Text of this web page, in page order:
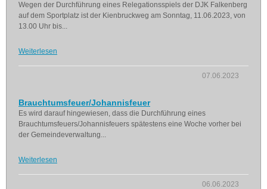
Wegen der Durchführung eines Relegationsspiels der DJK Falkenberg
auf dem Sportplatz ist der Kienbruckweg am Sonntag, 11.06.2023, von
13.00 Uhr bis...
Weiterlesen
07.06.2023
Brauchtumsfeuer/Johannisfeuer
Es wird darauf hingewiesen, dass die Durchführung eines
Brauchtumsfeuers/Johannisfeuers spätestens eine Woche vorher bei
der Gemeindeverwaltung...
Weiterlesen
06.06.2023